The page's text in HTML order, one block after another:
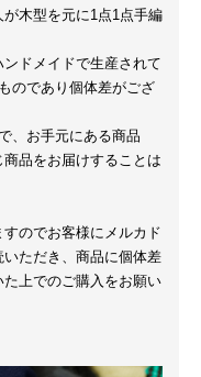
木型を元に1点1点手編
ドメイドで生産されて
のであり個体差がござ
、お手元にある商品
品をお届けすることは
のでお客様にメルカド
ただき、商品に個体差
上でのご購入をお願い